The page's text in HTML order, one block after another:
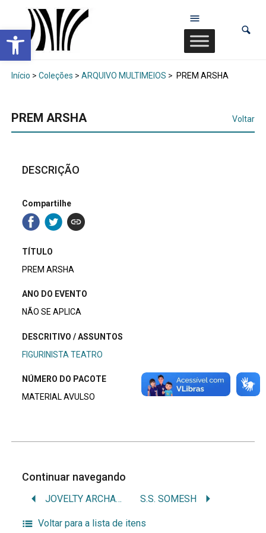
Abrir a barra de ferramentas
Início > Coleções > ARQUIVO MULTIMEIOS > PREM ARSHA
PREM ARSHA Voltar
DESCRIÇÃO
Compartilhe
TÍTULO
PREM ARSHA
ANO DO EVENTO
NÃO SE APLICA
DESCRITIVO / ASSUNTOS
FIGURINISTA TEATRO
NÚMERO DO PACOTE
MATERIAL AVULSO
Continuar navegando
JOVELTY ARCHANGELO S.S. SOMESH
Voltar para a lista de itens